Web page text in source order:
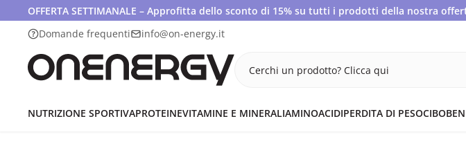
OFFERTA SETTIMANALE – Approfitta dello sconto di 15% su tutti i prodotti della nostra
Domande frequenti
info@on-energy.it
Cerchi un prodotto? Clicca qui
NUTRIZIONE SPORTIVAPROTEINEVITAMINE E MINERALIAMINOACIDIPERDITA DI PESOCIBO